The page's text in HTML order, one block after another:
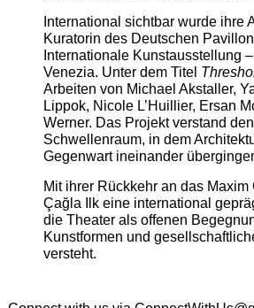
International sichtbar wurde ihre
Kuratorin des Deutschen
Internationale Kunstausstellung
Venezia. Unter dem Titel
Arbeiten von Michael Akstaller,
Lippok, Nicole L’Huillier, Ersan
Werner. Das Projekt verstand
Schwellenraum, in dem
Gegenwart ineinander
Mit ihrer Rückkehr an das
Çağla Ilk eine international
die Theater als offenen
Kunstformen und
versteht.